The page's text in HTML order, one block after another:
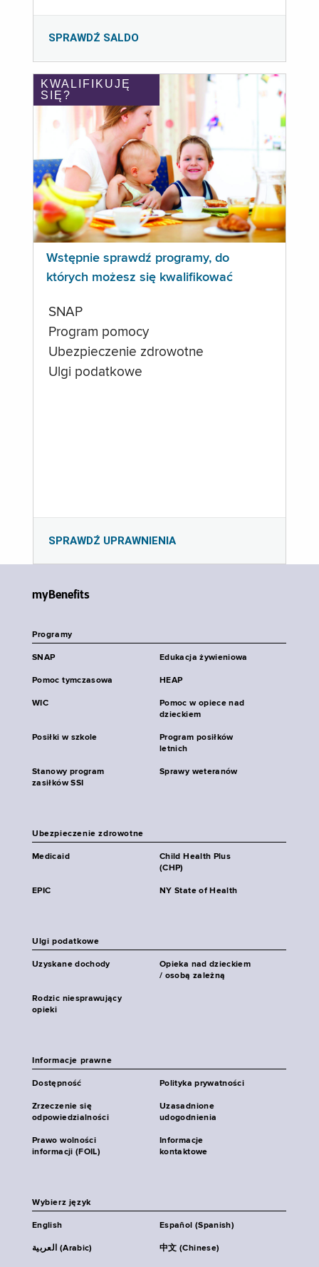
SPRAWDŹ SALDO
KWALIFIKUJĘ
SIĘ?
Wstępnie sprawdź programy, do
których możesz się kwalifikować
SNAP
Program pomocy
Ubezpieczenie zdrowotne
Ulgi podatkowe
SPRAWDŹ UPRAWNIENIA
myBenefits
Programy
SNAP Edukacja żywieniowa
Pomoc tymczasowa HEAP
WIC
Pomoc w opiece nad
dzieckiem
Posiłki w szkole
Program posiłków
letnich
Stanowy program
zasiłków SSI
Sprawy weteranów
Ubezpieczenie zdrowotne
Medicaid
Child Health Plus
(CHP)
EPIC NY State of Health
Ulgi podatkowe
Uzyskane dochody
Opieka nad dzieckiem
/ osobą zależną
Rodzic niesprawujący
opieki
Informacje prawne
Dostępność Polityka prywatności
Zrzeczenie się
odpowiedzialności
Uzasadnione
udogodnienia
Prawo wolności
informacji (FOIL)
Informacje
kontaktowe
Wybierz język
English Español (Spanish)
العربية (Arabic) 中文 (Chinese)